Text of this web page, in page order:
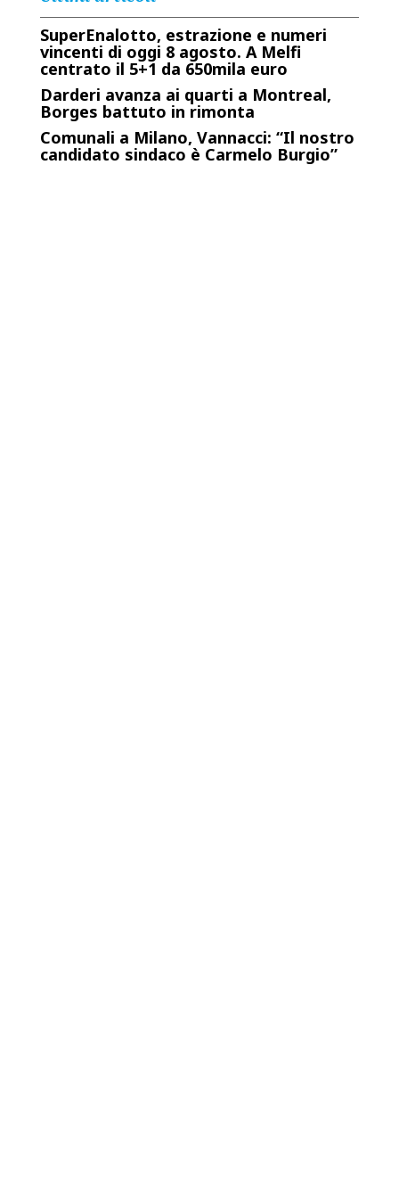
SuperEnalotto, estrazione e numeri
vincenti di oggi 8 agosto. A Melfi
centrato il 5+1 da 650mila euro
Darderi avanza ai quarti a Montreal,
Borges battuto in rimonta
Comunali a Milano, Vannacci: “Il nostro
candidato sindaco è Carmelo Burgio”